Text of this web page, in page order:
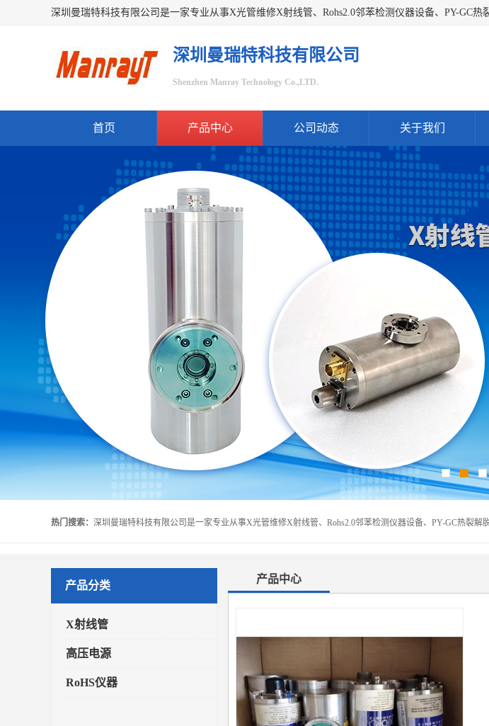
深圳曼瑞特科技有限公司
Shenzhen Manray Technology Co.,LTD.
首页 产品中心 公司动态 关于我们
热门搜索：
产品分类
X射线管
高压电源
RoHS仪器
产品中心